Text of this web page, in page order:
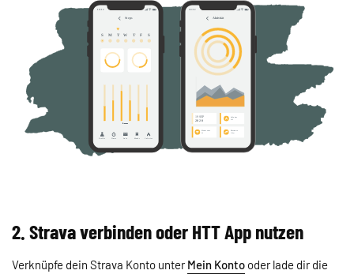
2. Strava verbinden oder HTT App nutzen
Verknüpfe dein Strava Konto unterMein Konto oder lade dir die